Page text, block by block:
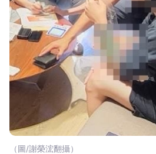
（圖/謝榮浤翻攝）